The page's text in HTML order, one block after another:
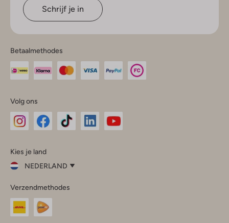
Schrijf je in
Betaalmethodes
Volg ons
InstagramFacebook
Kies je land
NEDERLAND
je
land
Nederland
Verzendmethodes